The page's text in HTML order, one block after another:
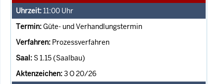
11:00 Uhr
Güte- und Verhandlungstermin
Prozessverfahren
S 1.15 (Saalbau)
3 O 20/26